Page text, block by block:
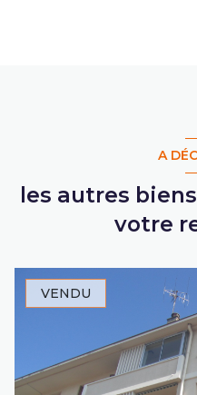
A
les autres
votre
VENDU